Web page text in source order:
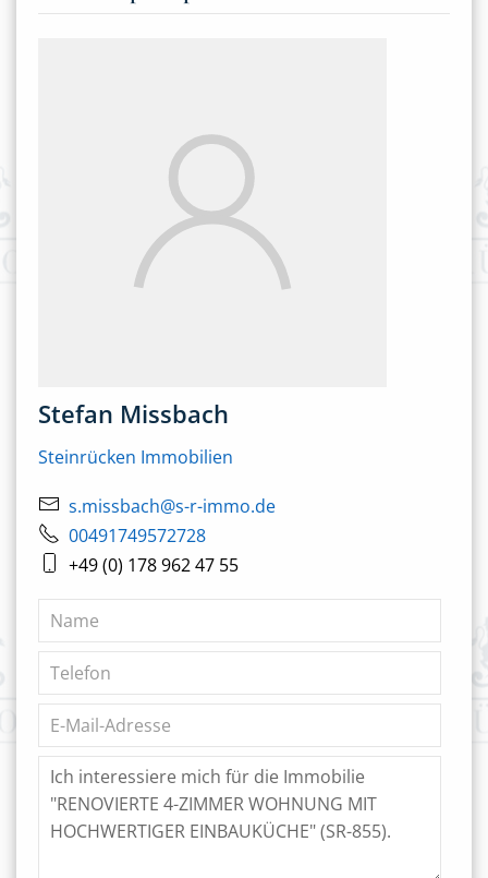
Stefan Missbach
Steinrücken Immobilien
s.missbach@s-r-immo.de
00491749572728
+49 (0) 178 962 47 55